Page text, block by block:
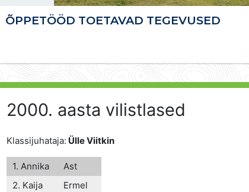
ÕPPETÖÖD TOETAVAD TEGEVUSED
2000. aasta vilistlased
Klassijuhataja: Ülle Viitkin
1. Annika
Ast
2. Kaija
Ermel